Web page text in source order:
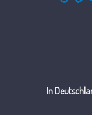
In